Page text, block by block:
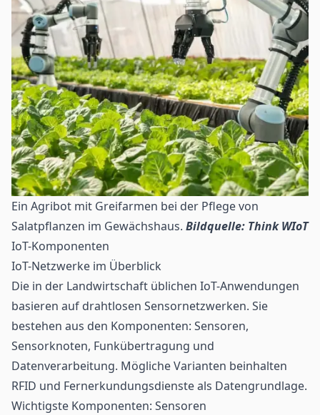
Ein Agribot mit Greifarmen bei der Pflege von
Salatpflanzen im Gewächshaus. Bildquelle: Think WIoT
IoT-Komponenten
IoT-Netzwerke im Überblick
Die in der Landwirtschaft üblichen IoT-Anwendungen
basieren auf drahtlosen Sensornetzwerken. Sie
bestehen aus den Komponenten: Sensoren,
Sensorknoten, Funkübertragung und
Datenverarbeitung. Mögliche Varianten beinhalten
RFID und Fernerkundungsdienste als Datengrundlage.
Wichtigste Komponenten: Sensoren